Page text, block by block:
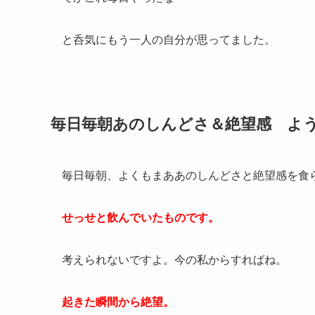
と呑気にもう一人の自分が思ってました。
毎日毎朝あのしんどさ＆絶望感 よ
毎日毎朝、よくもまああのしんどさと絶望感を食
せっせと飲んでいたものです。
考えられないですよ。今の私からすればね。
起きた瞬間から絶望。